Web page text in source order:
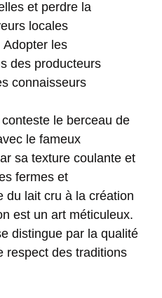
et perdre la
locales
Adopter les
des producteurs
connaisseurs
le berceau de
le fameux
sa texture coulante et
fermes et
du lait cru à la création
est un art méticuleux.
distingue par la qualité
respect des traditions